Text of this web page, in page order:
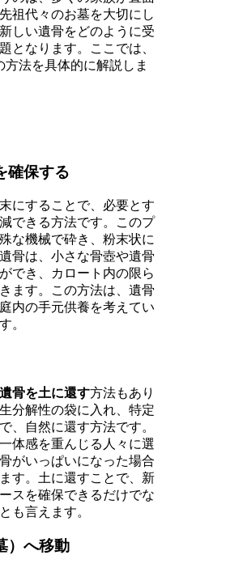
祖代々のお墓を大切にし
しい遺骨をどのように受
となります。ここでは、
法を具体的に解説しま
確保する
にすることで、必要とす
できる方法です。このプ
な機械で砕き、粉末状に
骨は、小さな骨壺や遺骨
でき、カロート内の限ら
ます。この方法は、遺骨
内の手元供養を考えてい
。
遺骨を土に還す方法もあり
分解性の袋に入れ、特定
、自然に還す方法です。
体感を重んじる人々に選
がいっぱいになった場合
す。土に還すことで、新
スを確保できるだけでな
も言えます。
）へ移動